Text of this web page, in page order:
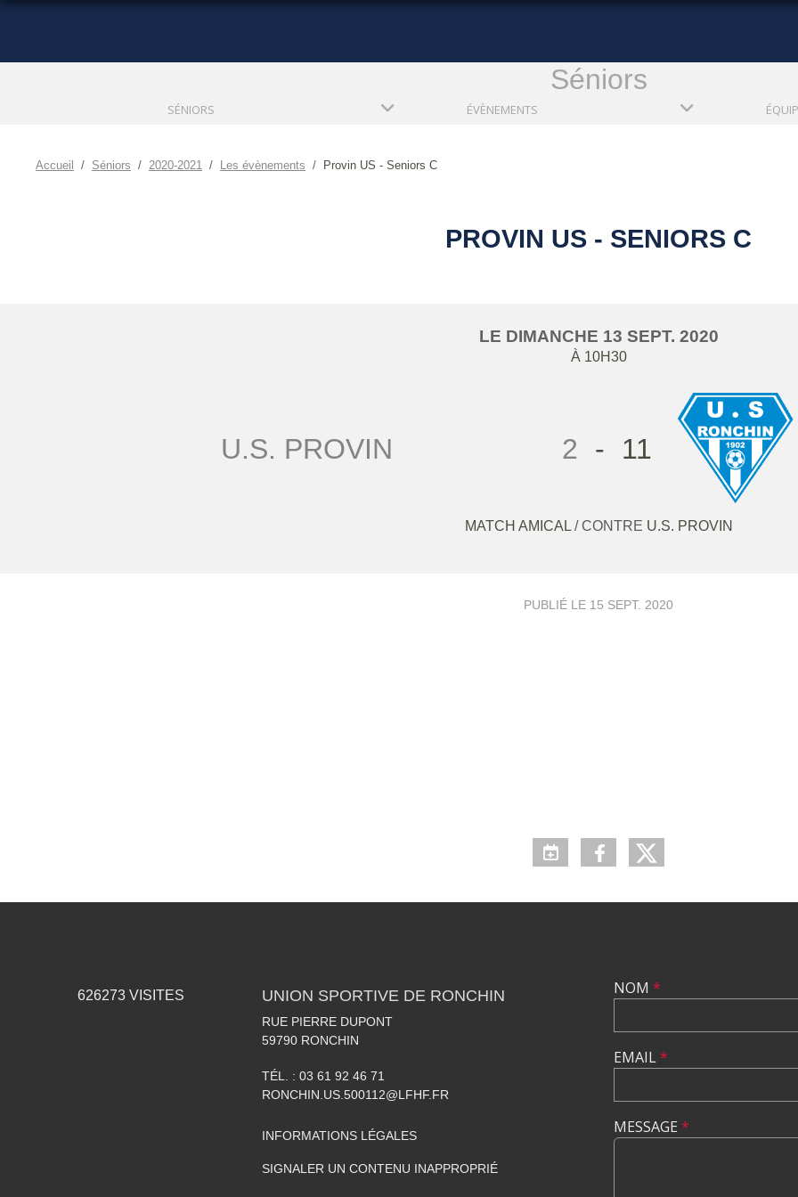
Séniors
SÉNIORS ÉVÈNEMENTS
Accueil Séniors 2020-2021 Les évènements Provin US - Seniors C
PROVIN US - SENIORS C
LE DIMANCHE 13 SEPT. 2020
À 10H30
U.S. PROVIN 2 - 11
MATCH AMICAL / CONTRE U.S. PROVIN
PUBLIÉ LE 15 SEPT. 2020
626273 VISITES UNION SPORTIVE DE RONCHIN
RUE PIERRE DUPONT
59790 RONCHIN
TÉL. : 03 61 92 46 71
RONCHIN.US.500112@LFHF.FR
INFORMATIONS LÉGALES
SIGNALER UN CONTENU INAPPROPRIÉ
NOM *
EMAIL*
MESSAGE *